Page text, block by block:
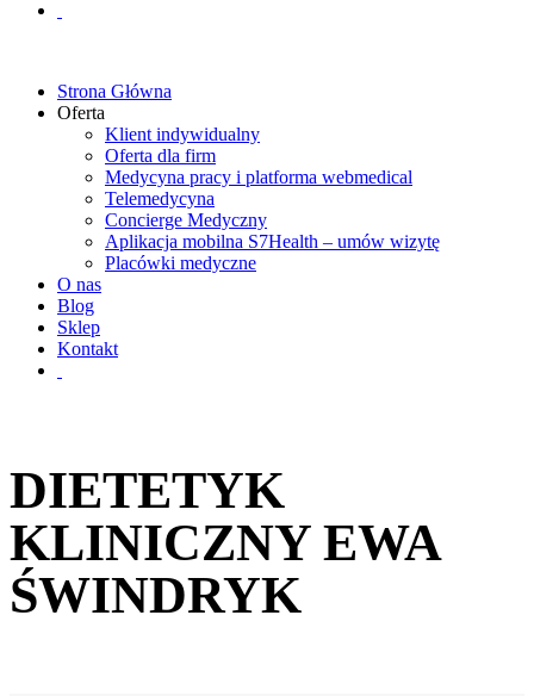
Strona Główna
Oferta
Klient indywidualny
Oferta dla firm
Medycyna pracy i platforma webmedical
Telemedycyna
Concierge Medyczny
Aplikacja mobilna S7Health – umów wizytę
Placówki medyczne
O nas
Blog
Sklep
Kontakt
DIETETYK
KLINICZNY EWA
ŚWINDRYK